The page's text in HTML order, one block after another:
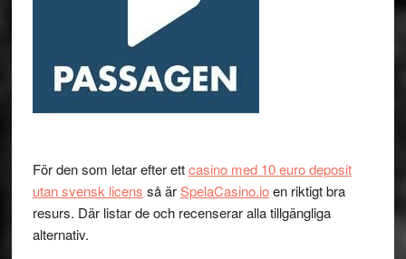
För den som letar efter ettcasino med 10 euro deposit
utan svensk licens så ärSpelaCasino.ioen riktigt bra
resurs. Där listar de och recenserar alla tillgängliga
alternativ.